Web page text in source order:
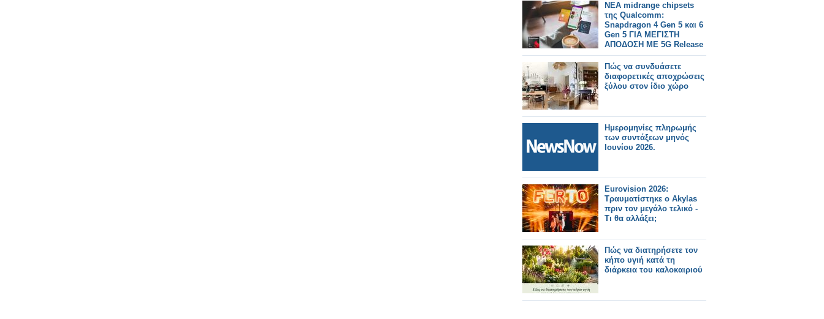
ΝΕΑ midrange chipsets
της Qualcomm:
Snapdragon 4 Gen 5 και 6
Gen 5 ΓΙΑ ΜΕΓΙΣΤΗ
ΑΠΟΔΟΣΗ ΜΕ 5G Release
17
Πώς να συνδυάσετε
διαφορετικές αποχρώσεις
ξύλου στον ίδιο χώρο
Ημερομηνίες πληρωμής
των συντάξεων μηνός
Ιουνίου 2026.
Eurovision 2026:
Τραυματίστηκε ο Akylas
πριν τον μεγάλο τελικό -
Τι θα αλλάξει;
Πώς να διατηρήσετε τον
κήπο υγιή κατά τη
διάρκεια του καλοκαιριού